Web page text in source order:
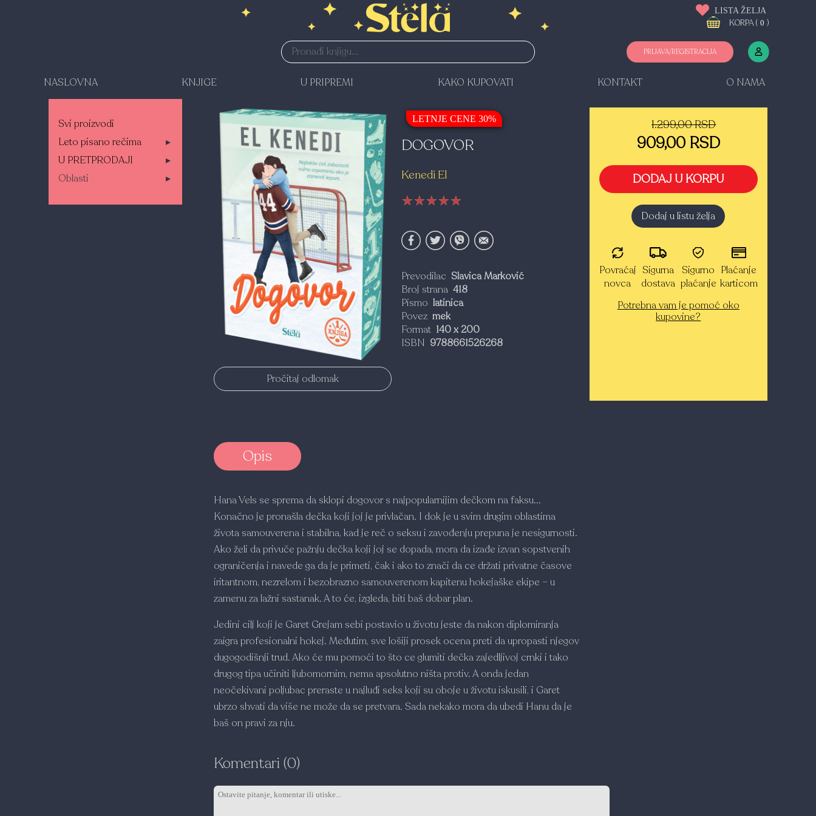
PRIJAVA/REGISTRACIJA
LISTA ŽELJA
KORPA ( 0 )
NASLOVNA KNJIGE U PRIPREMI KAKO KUPOVATI KONTAKT O NAMA
Svi proizvodi
Leto pisano rečima
▸
U PRETPRODAJI
▸
Oblasti
▸
Pročitaj odlomak
LETNJE CENE 30%
DOGOVOR
Kenedi El
★★★★★
★★★★★
★★★★★
Prevodilac Slavica Marković
Broj strana 418
Pismo latinica
Povez mek
Format 140 x 200
ISBN 9788661526268
1.299,00 RSD
909,00 RSD
DODAJ U KORPU
Dodaj u listu želja
Povraćaj
novca
Sigurna
dostava
Sigurno
plaćanje
Plaćanje
karticom
Potrebna vam je pomoć oko
kupovine?
Opis
Hana Vels se sprema da sklopi dogovor s najpopularnijim dečkom na faksu...
Konačno je pronašla dečka koji joj je privlačan. I dok je u svim drugim oblastima
života samouverena i stabilna, kad je reč o seksu i zavođenju prepuna je nesigurnosti.
Ako želi da privuče pažnju dečka koji joj se dopada, mora da izađe izvan sopstvenih
ograničenja i navede ga da je primeti, čak i ako to znači da ce držati privatne časove
iritantnom, nezrelom i bezobrazno samouverenom kapitenu hokejaške ekipe – u
zamenu za lažni sastanak. A to će, izgleda, biti baš dobar plan.
Jedini cilj koji je Garet Grejam sebi postavio u životu jeste da nakon diplomiranja
zaigra profesionalni hokej. Međutim, sve lošiji prosek ocena preti da upropasti njegov
dugogodišnji trud. Ako će mu pomoći to što ce glumiti dečka zajedljivoj crnki i tako
drugog tipa učiniti ljubomornim, nema apsolutno ništa protiv. A onda jedan
neočekivani poljubac preraste u najluđi seks koji su oboje u životu iskusili, i Garet
ubrzo shvati da više ne može da se pretvara. Sada nekako mora da ubedi Hanu da je
baš on pravi za nju.
Komentari (0)